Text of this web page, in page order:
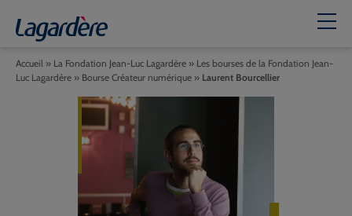
Accueil » La Fondation Jean-Luc Lagardère » Les bourses de la Fondation Jean-
Luc Lagardère » Bourse Créateur numérique » Laurent Bourcellier